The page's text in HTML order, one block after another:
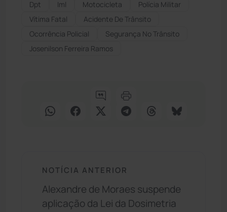
Dpt Iml Motocicleta
Polícia Militar
Vítima Fatal
Acidente De Trânsito
Ocorrência Policial
Segurança No Trânsito
Josenilson Ferreira Ramos
NOTÍCIA ANTERIOR
Alexandre de Moraes suspende
aplicação da Lei da Dosimetria